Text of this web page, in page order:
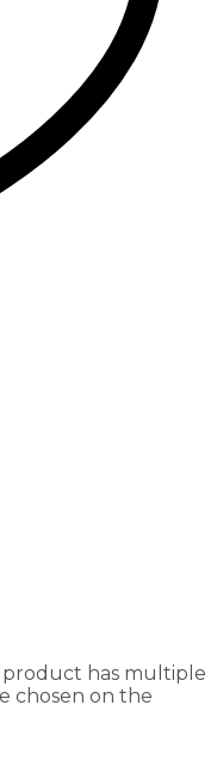
product has multiple
chosen on the